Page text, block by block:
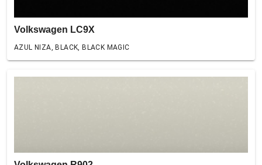
Volkswagen LC9X
AZUL NIZA, BLACK, BLACK MAGIC